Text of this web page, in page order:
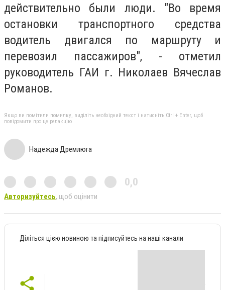
действительно были люди. "Во время
остановки транспортного средства
водитель двигался по маршруту и
перевозил пассажиров", - отметил
руководитель ГАИ г. Николаев Вячеслав
Романов.
Якщо ви помітили помилку, виділіть необхідний текст і натисніть Ctrl + Enter, щоб
повідомити про це редакцію
Надежда Дремлюга
0,0
Авторизуйтесь, щоб оцінити
Діліться цією новиною та підписуйтесь на наші канали